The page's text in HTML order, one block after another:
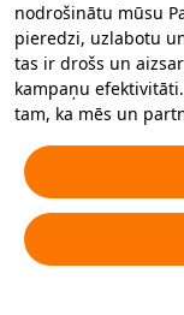
nodrošinātu mūsu
pieredzi, uzlabotu
tas ir drošs un
kampaņu
tam, ka mēs un
reklāmas nolūkos.
sīkfailus vai
atspējot,
laikā privātuma
Sīkfailu un līdzīgu